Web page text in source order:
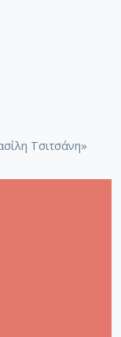
Τσιτσάνη»